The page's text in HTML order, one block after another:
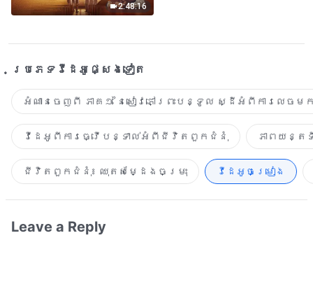
2:48:16
ប្រភេទ​វីដេអូ​ផ្សេង​ទៀត​
អំណានចេញពី ភាគ១ នៃសៀវភៅព្រះបន្ទូល ស្ដីអំពីការលេច
វីដេអូពីការធ្វើបន្ទាល់អំពីជីវិតពួកជំនុំ ភាពយន្
ជីវិតពួកជំនុំ៖ ឈុតសម្ដែងចម្រុះ វីដេអូចម្រៀង​
Leave a Reply